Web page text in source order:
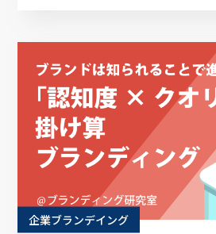
企業ブランデイング